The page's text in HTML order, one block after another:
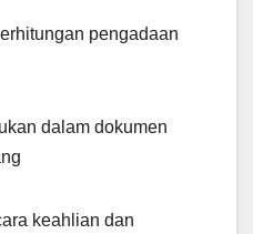
pengadaan
dalam dokumen
keahlian dan